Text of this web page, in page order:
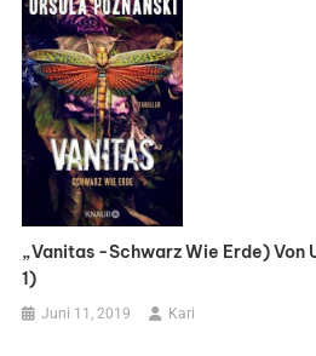
„Vanitas -Schwarz Wie Erde) Von
1)
Juni 11, 2019 Kari